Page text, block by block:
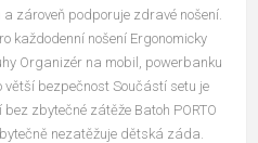
zároveň podporuje zdravé nošení.
každodenní nošení Ergonomicky
Organizér na mobil, powerbanku
větší bezpečnost Součástí setu je
zbytečné zátěže Batoh PORTO
nezatěžuje dětská záda.